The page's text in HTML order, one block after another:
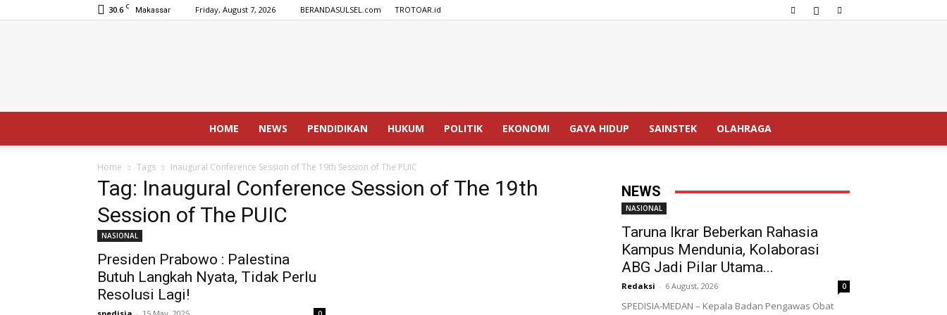
30.6 C Makassar Friday, August 7, 2026 BERANDASULSEL.com TROTOAR.id
SPEDISIA.com
HOME NEWS PENDIDIKAN HUKUM POLITIK EKONOMI GAYA HIDUP SAINSTEK OLAHRAGA
Home Tags Inaugural Conference Session of The 19th Session of The PUIC
Tag: Inaugural Conference Session of The 19th
Session of The PUIC
NASIONAL
Presiden Prabowo : Palestina
Butuh Langkah Nyata, Tidak Perlu
Resolusi Lagi!
NEWS
NASIONAL
Taruna Ikrar Beberkan Rahasia
Kampus Mendunia, Kolaborasi
ABG Jadi Pilar Utama...
Redaksi - 6 August, 2026 0
SPEDISIA-MEDAN – Kepala Badan Pengawas Obat